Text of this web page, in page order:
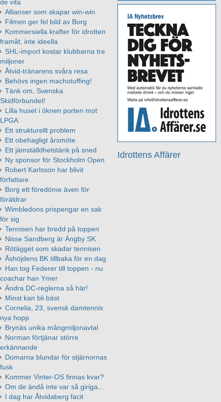
Idrottens Affärer
de vita
Allianser som skapar win-win
Filmen ger fel bild av Borg
Kommersiella krafter för idrotten
framåt, inte ideella
SHL-import kostar klubbarna tre
miljoner
Åtvid-tränarens svåra resa
Behövs ingen machotuffing!
Tänk om, Svenska
Skidförbundet!
Lilla huset i öknen porten mot
LPGA
Ett strukturellt problem
Ett obehagligt årsmöte
Ett jämställdhetstänk på sned
Ny sponsor för Stockholm Open
Robert Karlsson har blivit
författare
Borg ett föredöme även för
föräldrar
Wimbledons prispengar en sak
för sig
Tennisen har bredd på toppen
Nisse Sandberg är Ängby SK
Rötägget som skadar tennisen
Åshöjdens BK tillbaka för en dag
Han tog Federer till toppen - nu
coachar han Ymer
Ändra DC-reglerna så här!
Minst kan bli bäst
Cornelia, 23, svensk damtennis
nya hopp
Brynäs unika mångmiljonavtal
Norman förtjänar större
erkännande
Domarna blundar för stjärnornas
fusk
Kommer Vinter-OS finnas kvar?
Om de ändå inte var så giriga...​
I dag har Åtvidaberg facit